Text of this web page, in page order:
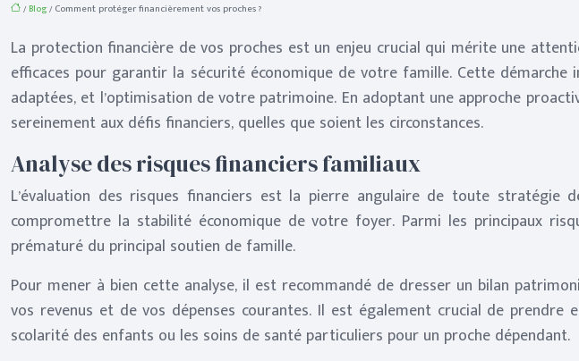
/Blog/ Comment protéger financièrement vos proches ?
La protection financière de vos proches est un enjeu crucial qui mérite une
efficaces pour garantir la sécurité économique de votre famille. Cette
adaptées, et l’optimisation de votre patrimoine. En adoptant une approche
sereinement aux défis financiers, quelles que soient les circonstances.
Analyse des risques financiers familiaux
L’évaluation des risques financiers est la pierre angulaire de toute stratégie
compromettre la stabilité économique de votre foyer. Parmi les principaux
prématuré du principal soutien de famille.
Pour mener à bien cette analyse, il est recommandé de dresser un bilan
vos revenus et de vos dépenses courantes. Il est également crucial de
scolarité des enfants ou les soins de santé particuliers pour un proche dépendant.